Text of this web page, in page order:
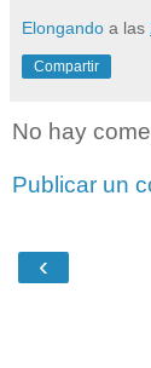
Elongando a las
Compartir
No hay
Publicar un
‹